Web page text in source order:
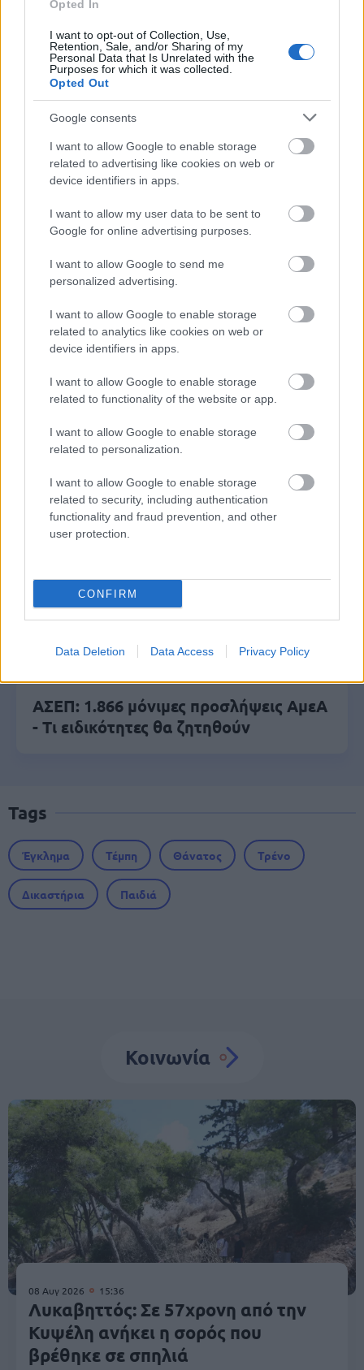
Opted In
I want to opt-out of Collection, Use,
Retention, Sale, and/or Sharing of my
Personal Data that Is Unrelated with the
Purposes for which it was collected.
Opted Out
Google consents
I want to allow Google to enable storage
related to advertising like cookies on web or
device identifiers in apps.
I want to allow my user data to be sent to
Google for online advertising purposes.
I want to allow Google to send me
personalized advertising.
I want to allow Google to enable storage
related to analytics like cookies on web or
device identifiers in apps.
I want to allow Google to enable storage
related to functionality of the website or app.
I want to allow Google to enable storage
related to personalization.
I want to allow Google to enable storage
related to security, including authentication
functionality and fraud prevention, and other
user protection.
CONFIRM
Data Deletion Data Access Privacy Policy
ΑΣΕΠ: Εξ αποστάσεως η πιο Εύκολη
Πιστοποίηση Υπολογιστών σε 2
μέρες
Μάθε πρώτος όλες τις σημαντικές
ειδήσεις.
αναζήτησης της Google
Δημοφιλείς Ειδήσεις
Αυτό το επίδομα δίνει 300 ευρώ - Δεν
χρειάζεται αίτηση
Τουρισμός για Όλους 2026: Voucher
έως 600 ευρώ - Ποια ΑΦΜ παίρνουν
σειρά σήμερα
ΔΥΠΑ: Ειδικό βοήθημα ανεργίας 565
ευρώ – Ποια δικαιολογητικά
ΑΣΕΠ: 1.866 μόνιμες προσλήψεις ΑμεΑ
- Τι ειδικότητες θα ζητηθούν
Tags
Έγκλημα Τέμπη Θάνατος Τρένο
Δικαστήρια Παιδιά
Κοινωνία
08 Αυγ 2026 15:36
Λυκαβηττός: Σε 57χρονη από την
Κυψέλη ανήκει η σορός που
βρέθηκε σε σπηλιά